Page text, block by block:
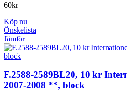
60kr
Köp nu
Önskelista
Jämför
F.2588-2589BL20, 10 kr
2007-2008 **, block